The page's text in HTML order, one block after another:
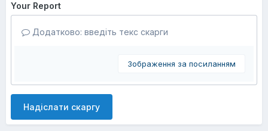
Your Report
Додатково: введіть текс скарги
Зображення за посиланням
Надіслати скаргу